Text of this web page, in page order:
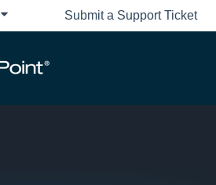
Traducciones de Mostrar submenú de
Submit a Support Ticket